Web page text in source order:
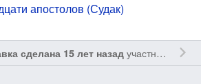
апостолов (Судак)
сделана 15 лет назадучастником